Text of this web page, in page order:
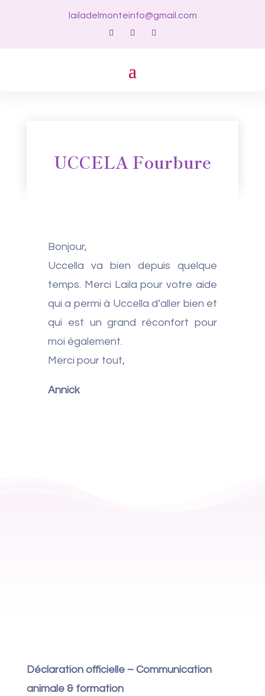
lailadelmonteinfo@gmail.com
UCCELA Fourbure
Bonjour,
Uccella va bien depuis quelque
temps. Merci Laila pour votre aide
qui a permi à Uccella d’aller bien et
qui est un grand réconfort pour
moi également.
Merci pour tout,
Annick
Déclaration officielle – Communication
animale & formation